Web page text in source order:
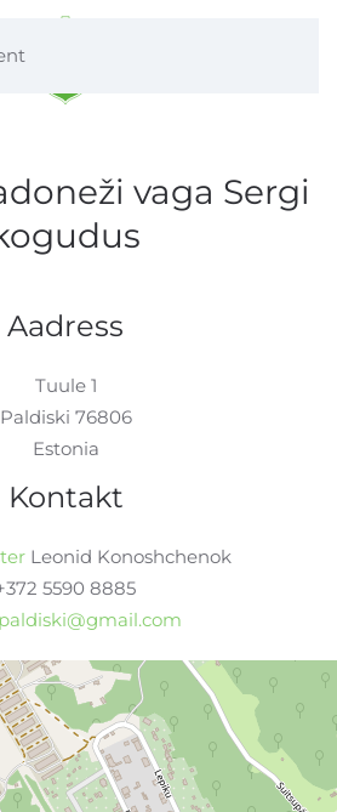
vaga Sergi
Aadress
Tuule 1
Paldiski 76806
Estonia
Kontakt
Leonid Konoshchenok
5590 8885